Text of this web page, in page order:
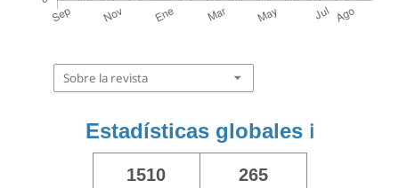
Sobre la revista
Estadísticas globales ℹ️
1510 265